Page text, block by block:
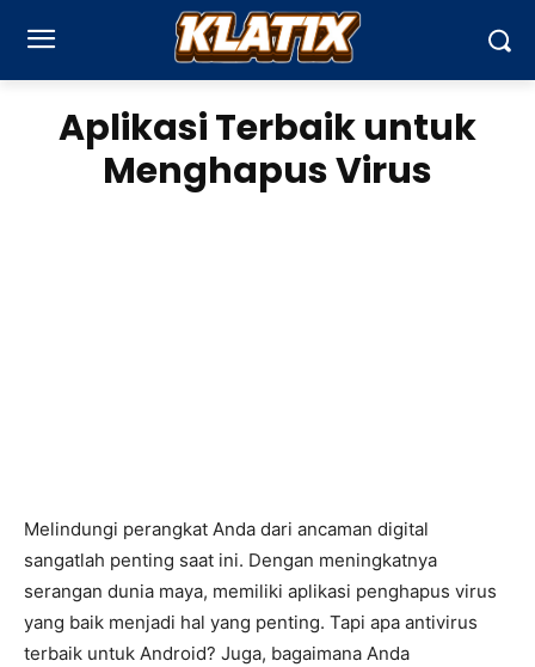
Aplikasi Terbaik untuk
Menghapus Virus
Melindungi perangkat Anda dari ancaman digital
sangatlah penting saat ini. Dengan meningkatnya
serangan dunia maya, memiliki aplikasi penghapus virus
yang baik menjadi hal yang penting. Tapi apa antivirus
terbaik untuk Android? Juga, bagaimana Anda